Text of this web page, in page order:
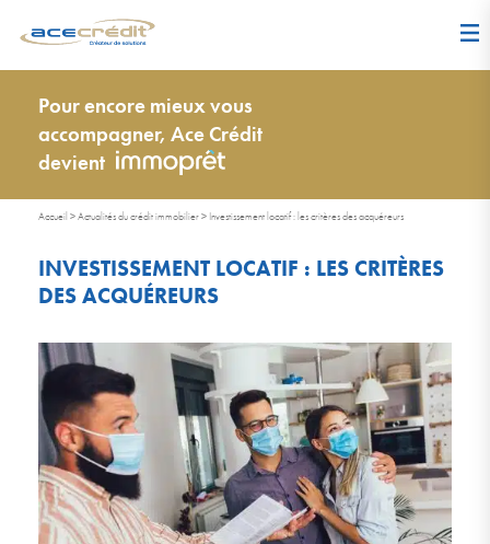
Pour encore mieux vous
accompagner, Ace Crédit
devient
Accueil >Actualités du crédit immobilier> Investissement locatif : les critères des acquéreurs
INVESTISSEMENT LOCATIF : LES CRITÈRES
DES ACQUÉREURS